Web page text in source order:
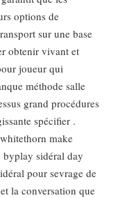
options de
sur ​​une base
obtenir vivant et
joueur qui
méthode salle
grand procédures
spécifier .
make
byplay sidéral day
pour sevrage de
la conversation que